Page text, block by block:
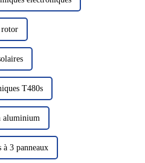
rotor
T480s
aluminium
à 3 panneaux